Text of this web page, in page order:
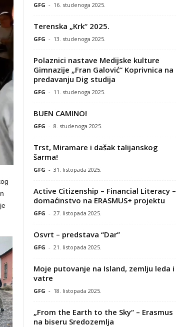
GFG - 16. studenoga 2025.
Terenska „Krk“ 2025.
GFG - 13. studenoga 2025.
Polaznici nastave Medijske kulture
Gimnazije „Fran Galović“ Koprivnica na
predavanju Dig studija
GFG - 11. studenoga 2025.
BUEN CAMINO!
GFG - 8. studenoga 2025.
Trst, Miramare i dašak talijanskog
šarma!
GFG - 31. listopada 2025.
Active Citizenship – Financial Literacy –
domaćinstvo na ERASMUS+ projektu
GFG - 27. listopada 2025.
Osvrt – predstava “Dar”
GFG - 21. listopada 2025.
Moje putovanje na Island, zemlju leda i
vatre
GFG - 18. listopada 2025.
„From the Earth to the Sky“ – Erasmus
na biseru Sredozemlja